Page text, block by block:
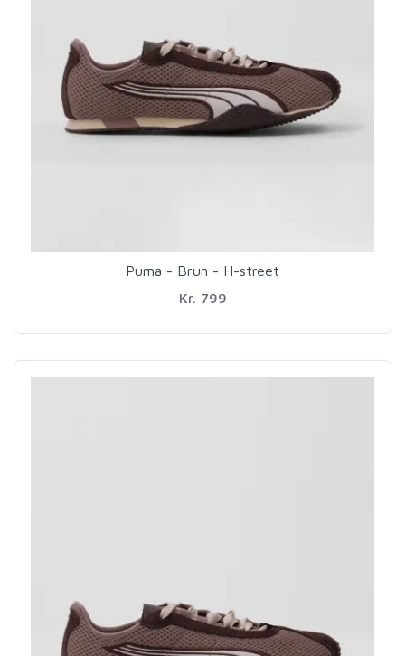
Puma - Brun - H-street
Kr. 799